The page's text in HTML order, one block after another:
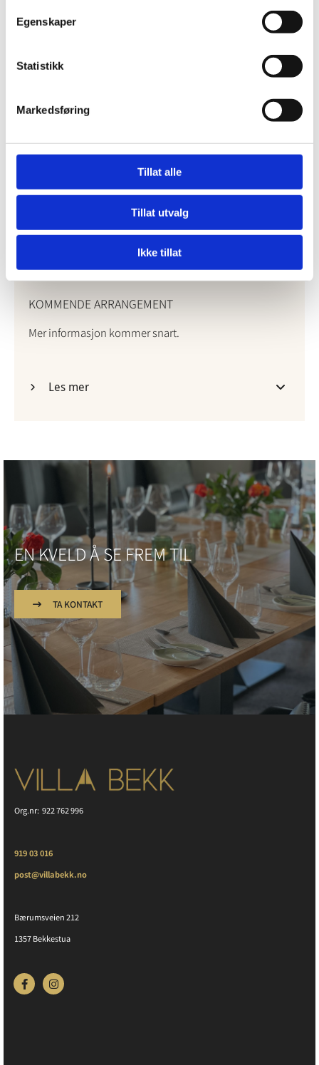
Egenskaper
Statistikk
Markedsføring
Tillat alle
Tillat utvalg
Ikke tillat
TORSDAG 21.MAI - KL 18.00
7 utvalgte viner fra Alt Adige. Lett snacks serveres til
KOMMENDE ARRANGEMENT
Mer informasjon kommer snart.
Les mer
EN KVELD Å SE FREM TIL
TA KONTAKT
Org.nr: 922 762 996
919 03 016
post@villabekk.no
Bærumsveien 212
1357 Bekkestua